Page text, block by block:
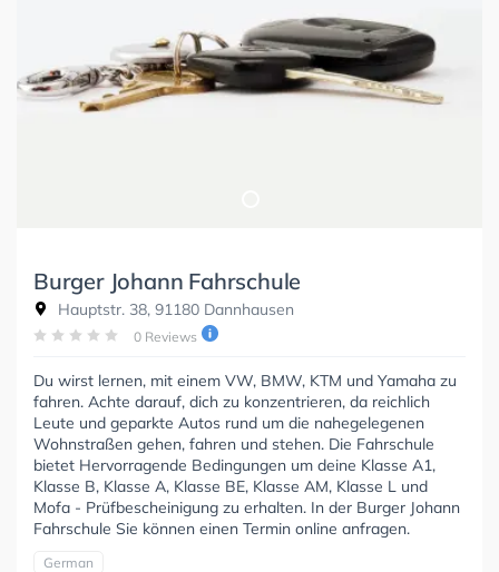
Burger Johann Fahrschule
Hauptstr. 38, 91180 Dannhausen
0 Reviews
Du wirst lernen, mit einem VW, BMW, KTM und Yamaha zu
fahren. Achte darauf, dich zu konzentrieren, da reichlich
Leute und geparkte Autos rund um die nahegelegenen
Wohnstraßen gehen, fahren und stehen. Die Fahrschule
bietet Hervorragende Bedingungen um deine Klasse A1,
Klasse B, Klasse A, Klasse BE, Klasse AM, Klasse L und
Mofa - Prüfbescheinigung zu erhalten. In der Burger Johann
Fahrschule Sie können einen Termin online anfragen.
German